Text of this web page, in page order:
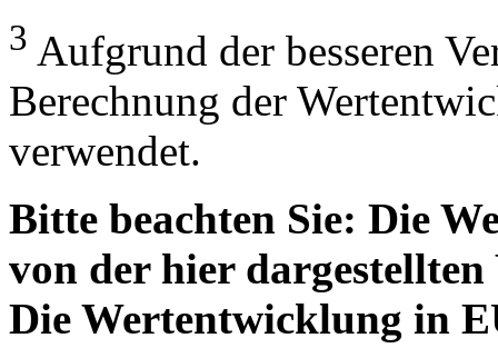
3 Aufgrund der besseren
Berechnung der
verwendet.
Bitte beachten Sie: Die
von der hier
Die Wertentwicklung in